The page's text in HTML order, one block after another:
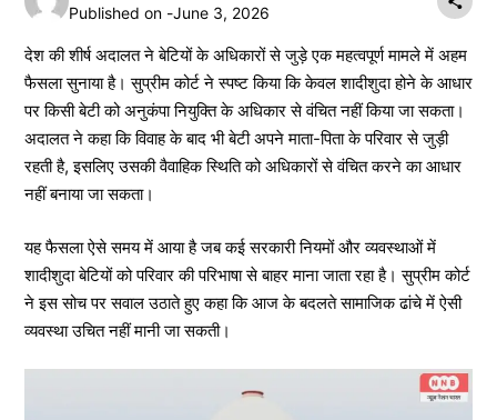
Published on -June 3, 2026
देश की शीर्ष अदालत ने बेटियों के अधिकारों से जुड़े एक महत्वपूर्ण मामले में अहम
फैसला सुनाया है। सुप्रीम कोर्ट ने स्पष्ट किया कि केवल शादीशुदा होने के आधार
पर किसी बेटी को अनुकंपा नियुक्ति के अधिकार से वंचित नहीं किया जा सकता।
अदालत ने कहा कि विवाह के बाद भी बेटी अपने माता-पिता के परिवार से जुड़ी
रहती है, इसलिए उसकी वैवाहिक स्थिति को अधिकारों से वंचित करने का आधार
नहीं बनाया जा सकता।
यह फैसला ऐसे समय में आया है जब कई सरकारी नियमों और व्यवस्थाओं में
शादीशुदा बेटियों को परिवार की परिभाषा से बाहर माना जाता रहा है। सुप्रीम कोर्ट
ने इस सोच पर सवाल उठाते हुए कहा कि आज के बदलते सामाजिक ढांचे में ऐसी
व्यवस्था उचित नहीं मानी जा सकती।